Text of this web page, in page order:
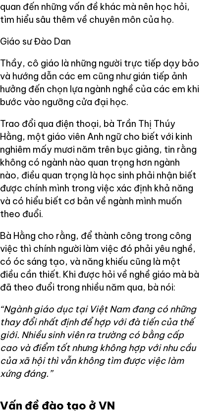
quan đến những vấn đề khác mà nên học hỏi,
tìm hiểu sâu thêm về chuyên môn của họ.
Giáo sư Đào Dan
Thầy, cô giáo là những người trực tiếp dạy bảo
và hướng dẫn các em cũng như gián tiếp ảnh
hưởng đến chọn lựa ngành nghề của các em khi
bước vào ngưỡng cửa đại học.
Trao đổi qua điện thoại, bà Trần Thị Thúy
Hằng, một giáo viên Anh ngữ cho biết với kinh
nghiêm mấy mươi năm trên bục giảng, tin rằng
không có ngành nào quan trọng hơn ngành
nào, điều quan trọng là học sinh phải nhận biết
được chính mình trong việc xác định khả năng
và có hiểu biết cơ bản về ngành mình muốn
theo đuổi.
Bà Hằng cho rằng, để thành công trong công
việc thì chính người làm việc đó phải yêu nghề,
có óc sáng tạo, và năng khiếu cũng là một
điều cần thiết. Khi được hỏi về nghề giáo mà bà
đã theo đuổi trong nhiều năm qua, bà nói:
“Ngành giáo dục tại Việt Nam đang có những
thay đổi nhất định để hợp với đà tiến của thế
giới. Nhiều sinh viên ra trường có bằng cấp
cao và điểm tốt nhưng không hợp với nhu cầu
của xã hội thì vẫn không tìm được việc làm
xứng đáng.”
Vấn đề đào tạo ở VN